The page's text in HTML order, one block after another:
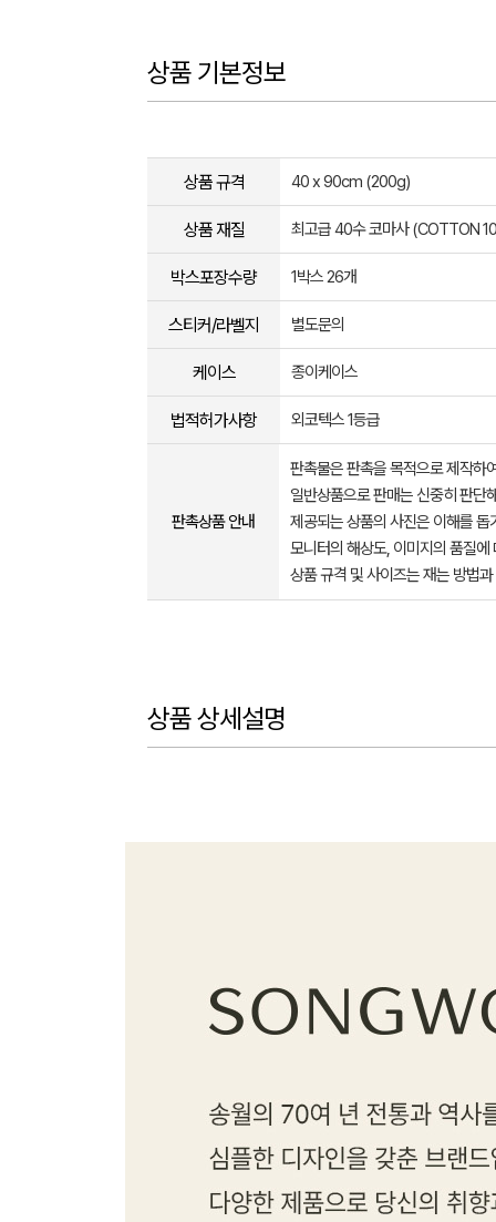
상품 기본정보
상품 규격 40 x 90cm (200g)
상품 재질 최고급 40수 코마사 (COTTON
박스포장수량 1박스 26개
스티커/라벨지 별도문의
케이스 종이케이스
법적허가사항 외코텍스 1등급
판촉상품 안내
판촉물은 판촉을 목적으로 제작하
일반상품으로 판매는 신중히 판단
제공되는 상품의 사진은 이해를
모니터의 해상도, 이미지의 품질
상품 규격 및 사이즈는 재는 방법
상품 상세설명